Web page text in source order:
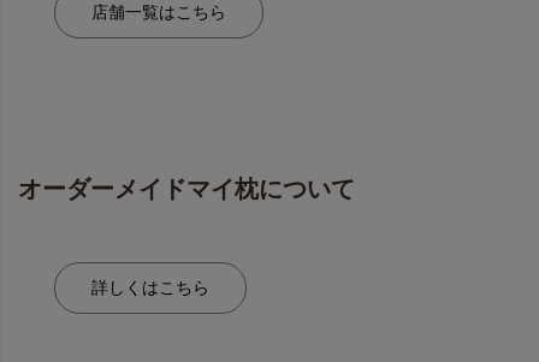
店舗一覧はこちら
オーダーメイドマイ枕について
詳しくはこちら